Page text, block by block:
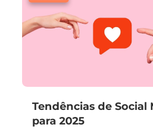
Tendências de Social
para 2025